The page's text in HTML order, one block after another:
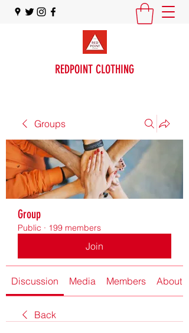
REDPOINT CLOTHING
Groups
Group
Public · 199 members
Join
Discussion Media Members About
Back